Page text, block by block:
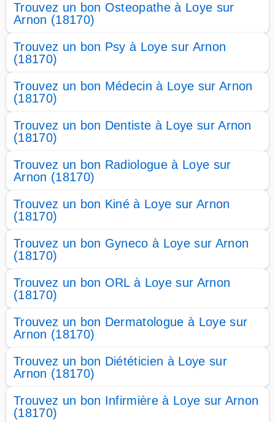
Trouvez un bon Osteopathe à Loye sur
Arnon (18170)
Trouvez un bon Psy à Loye sur Arnon
(18170)
Trouvez un bon Médecin à Loye sur Arnon
(18170)
Trouvez un bon Dentiste à Loye sur Arnon
(18170)
Trouvez un bon Radiologue à Loye sur
Arnon (18170)
Trouvez un bon Kiné à Loye sur Arnon
(18170)
Trouvez un bon Gyneco à Loye sur Arnon
(18170)
Trouvez un bon ORL à Loye sur Arnon
(18170)
Trouvez un bon Dermatologue à Loye sur
Arnon (18170)
Trouvez un bon Diététicien à Loye sur
Arnon (18170)
Trouvez un bon Infirmière à Loye sur Arnon
(18170)